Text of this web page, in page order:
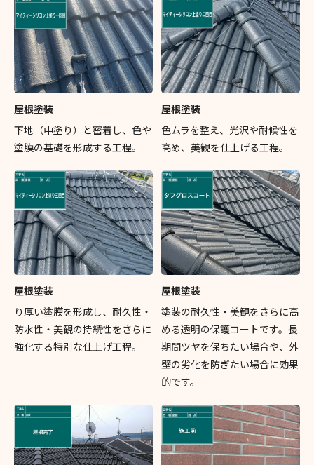
屋根塗装
下地（中塗り）と密着し、色や
塗膜の基礎を形成する工程。
屋根塗装
色ムラを整え、光沢や耐候性を
高め、美観を仕上げる工程。
屋根塗装
り厚い塗膜を形成し、耐久性・
防水性・美観の持続性をさらに
強化する特別な仕上げ工程。
屋根塗装
塗装の耐久性・美観をさらに高
める透明の保護コートです。長
期間ツヤを保ちたい場合や、外
壁の劣化を防ぎたい場合に効果
的です。